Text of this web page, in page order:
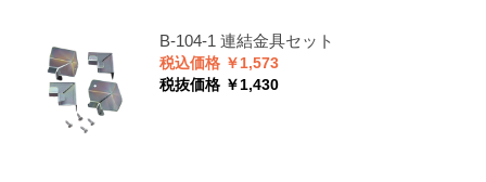
B-104-1 連結金具セット
税込価格 ￥1,573
税抜価格 ￥1,430